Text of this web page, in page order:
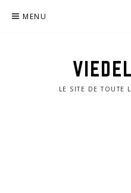
MENU
LE SITE DE TOUTE